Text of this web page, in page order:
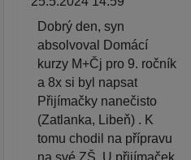
Dobrý den, syn
absolvoval Domácí
kurzy M+Čj pro 9. ročník
a 8x si byl napsat
Přijímačky nanečisto
(Zatlanka, Libeň) . K
tomu chodil na přípravu
na své ZŠ. U přijímaček